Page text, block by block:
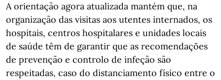
A orientação agora atualizada mantém que, na
organização das visitas aos utentes internados, os
hospitais, centros hospitalares e unidades locais
de saúde têm de garantir que as recomendações
de prevenção e controlo de infeção são
respeitadas, caso do distanciamento físico entre o